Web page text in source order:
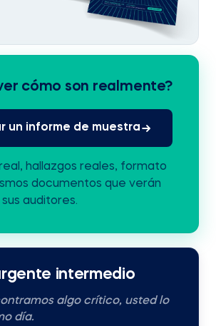
cómo son realmente?
un informe de muestra
hallazgos reales, formato
documentos que verán
auditores.
intermedio
algo crítico, usted lo
día.